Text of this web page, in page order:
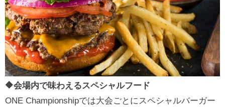
🔶会場内で味わえるスペシャルフード
ONE Championshipでは大会ごとにスペシャルバーガー